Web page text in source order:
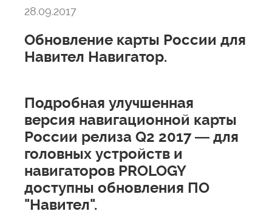
28.09.2017
Обновление карты России для
Навител Навигатор.
Подробная улучшенная
версия навигационной карты
России релиза Q2 2017 — для
головных устройств и
навигаторов PROLOGY
доступны обновления ПО
"Навител".